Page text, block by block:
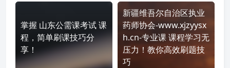
掌握 山东公需课考试 课
程，简单刷课技巧分
享！
新疆维吾尔自治区执业
药师协会-www.xjzyysx
h.cn-专业课 课程学习无
压力！教你高效刷题技
巧